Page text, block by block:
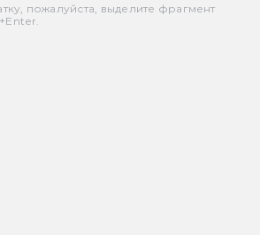
пожалуйста, выделите фрагмент